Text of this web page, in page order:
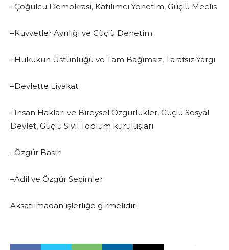
–Çoğulcu Demokrasi, Katılımcı Yönetim, Güçlü Meclis
–Kuvvetler Ayrılığı ve Güçlü Denetim
–Hukukun Üstünlüğü ve Tam Bağımsız, Tarafsız Yargı
–Devlette Liyakat
–İnsan Hakları ve Bireysel Özgürlükler, Güçlü Sosyal
Devlet, Güçlü Sivil Toplum kuruluşları
–Özgür Basın
–Adil ve Özgür Seçimler
Aksatılmadan işlerliğe girmelidir.